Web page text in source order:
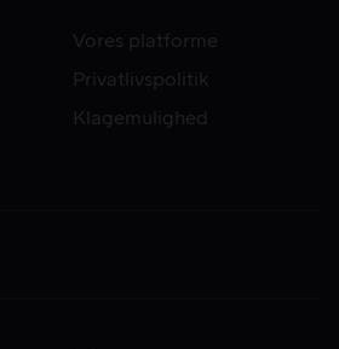
Vores platforme
Privatlivspolitik
Klagemulighed